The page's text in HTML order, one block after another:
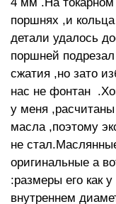
поршнях ,и
детали удалось
поршней
сжатия ,но зато
нас не фонтан
у меня ,расчитаны
масла ,поэтому
не
оригинальные а
:размеры его как
внутреннем